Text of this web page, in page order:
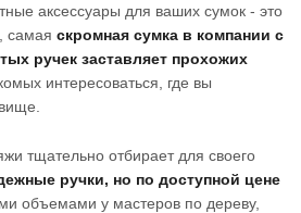
аксессуары для ваших сумок - это
самая скромная сумка в компании с
ручек заставляет прохожих
интересоваться, где вы
тщательно отбирает для своего
ручки, но по доступной цене
объемами у мастеров по дереву,